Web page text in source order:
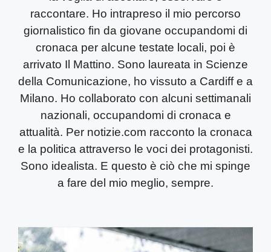
raccontare. Ho intrapreso il mio percorso
giornalistico fin da giovane occupandomi di
cronaca per alcune testate locali, poi è
arrivato Il Mattino. Sono laureata in Scienze
della Comunicazione, ho vissuto a Cardiff e a
Milano. Ho collaborato con alcuni settimanali
nazionali, occupandomi di cronaca e
attualità. Per notizie.com racconto la cronaca
e la politica attraverso le voci dei protagonisti.
Sono idealista. E questo è ciò che mi spinge
a fare del mio meglio, sempre.